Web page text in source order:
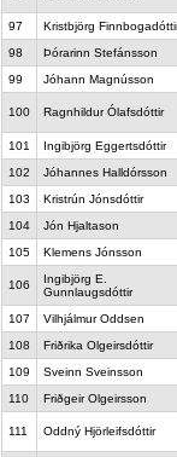
97 Kristbjörg
98
Þórarinn Stefánsson
99
Jóhann Magnússon
100 Ragnhildur Ólafsdóttir
101 Ingibjörg Eggertsdóttir
102
Jóhannes Halldórsson
103
Kristrún Jónsdóttir
104
Jón Hjaltason
105
Klemens Jónsson
106
Ingibjörg E.
Gunnlaugsdóttir
107 Vilhjálmur Oddsen
108
Friðrika Olgeirsdóttir
109
Sveinn Sveinsson
110
Friðgeir Olgeirsson
111 Oddný Hjörleifsdóttir